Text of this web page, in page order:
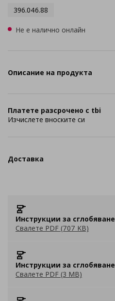
396.046.88
Не е налично онлайн
Описание на продукта
Платете разсрочено с tbi
Изчислете вноските си
Доставка
Инструкции за сглобяване
Свалете PDF (707 KB)
Инструкции за сглобяване
Свалете PDF (3 MB)